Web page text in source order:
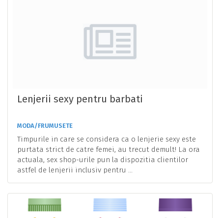
Lenjerii sexy pentru barbati
MODA/FRUMUSETE
Timpurile in care se considera ca o lenjerie sexy este
purtata strict de catre femei, au trecut demult! La ora
actuala, sex shop-urile pun la dispozitia clientilor
astfel de lenjerii inclusiv pentru ...